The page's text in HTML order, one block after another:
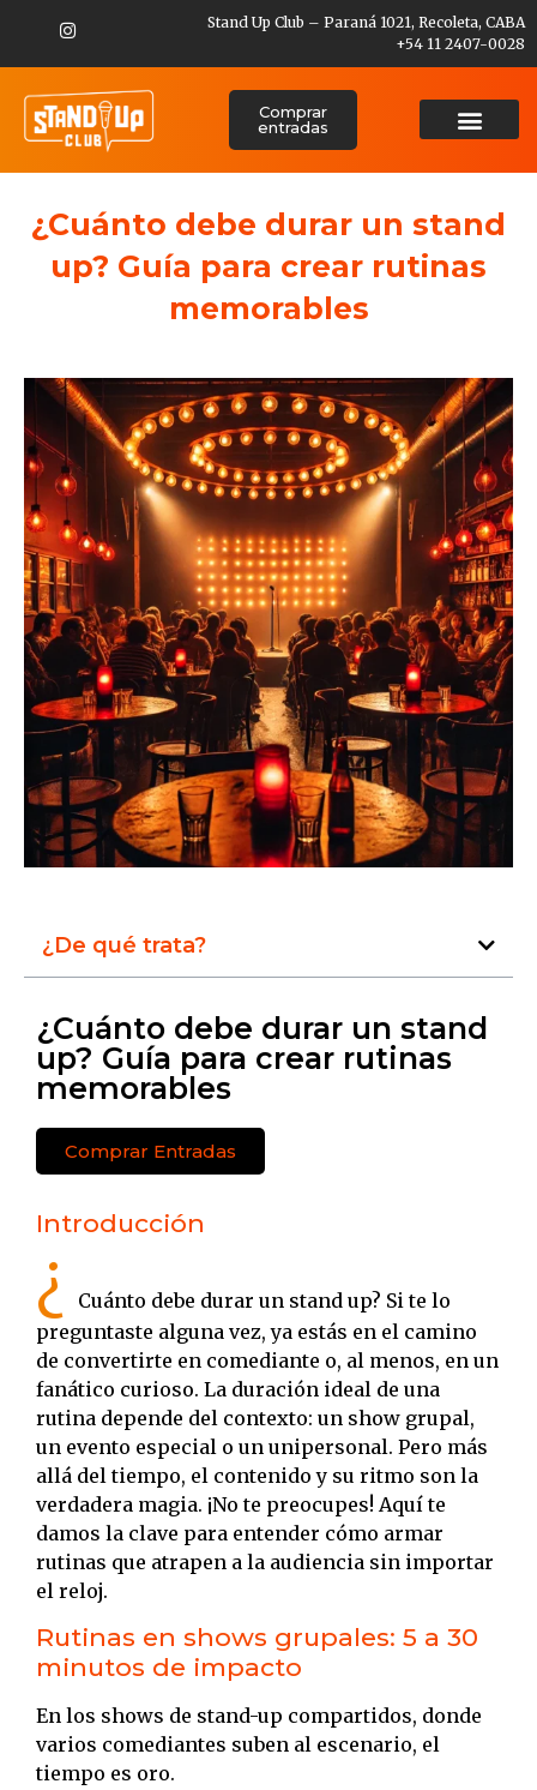
Stand Up Club – Paraná 1021, Recoleta, CABA
+54 11 2407-0028
Comprar
entradas
¿Cuánto debe durar un stand
up? Guía para crear rutinas
memorables
¿De qué trata?
¿Cuánto debe durar un stand
up? Guía para crear rutinas
memorables
Comprar Entradas
Introducción
¿
Cuánto debe durar un stand up? Si te lo
preguntaste alguna vez, ya estás en el camino
de convertirte en comediante o, al menos, en un
fanático curioso. La duración ideal de una
rutina depende del contexto: un show grupal,
un evento especial o un unipersonal. Pero más
allá del tiempo, el contenido y su ritmo son la
verdadera magia. ¡No te preocupes! Aquí te
damos la clave para entender cómo armar
rutinas que atrapen a la audiencia sin importar
el reloj.
Rutinas en shows grupales: 5 a 30
minutos de impacto
En los shows de stand-up compartidos, donde
varios comediantes suben al escenario, el
tiempo es oro.